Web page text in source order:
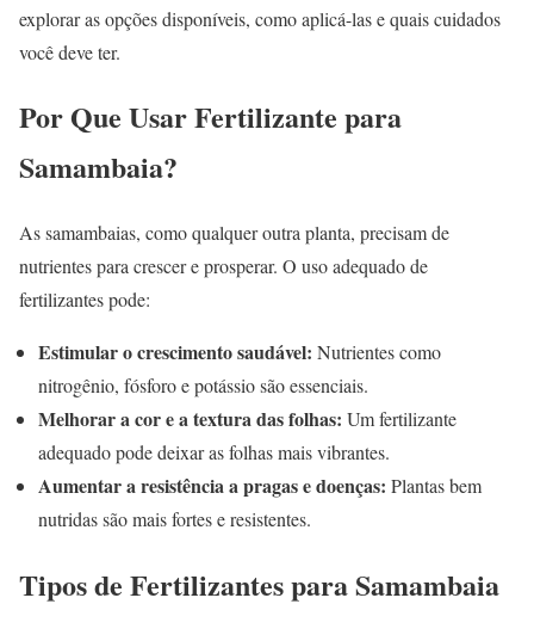
explorar as opções disponíveis, como aplicá-las e quais cuidados
você deve ter.
Por Que Usar Fertilizante para
Samambaia?
As samambaias, como qualquer outra planta, precisam de
nutrientes para crescer e prosperar. O uso adequado de
fertilizantes pode:
Estimular o crescimento saudável: Nutrientes como
nitrogênio, fósforo e potássio são essenciais.
Melhorar a cor e a textura das folhas: Um fertilizante
adequado pode deixar as folhas mais vibrantes.
Aumentar a resistência a pragas e doenças: Plantas bem
nutridas são mais fortes e resistentes.
Tipos de Fertilizantes para Samambaia